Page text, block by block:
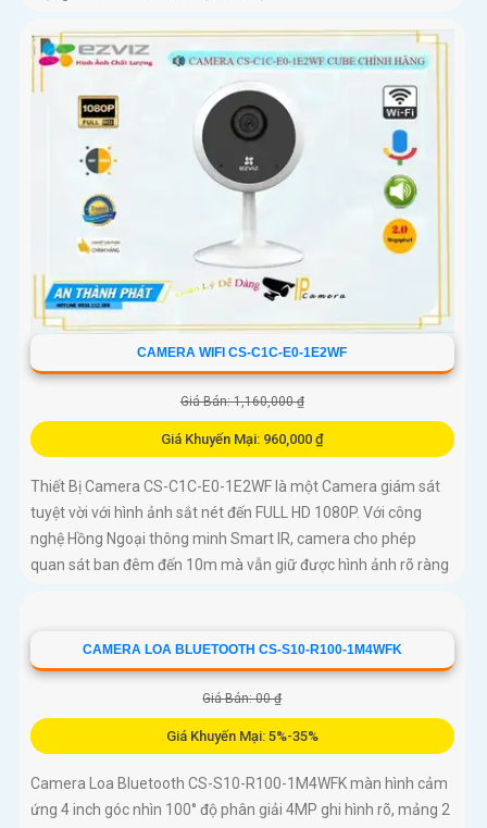
CAMERA WIFI CS-C1C-E0-1E2WF
Giá Bán: 1,160,000 ₫
Giá Khuyến Mại: 960,000 ₫
Thiết Bị Camera CS-C1C-E0-1E2WF là một Camera giám sát
tuyệt vời với hình ảnh sắt nét đến FULL HD 1080P. Với công
nghệ Hồng Ngoại thông minh Smart IR, camera cho phép
quan sát ban đêm đến 10m mà vẫn giữ được hình ảnh rõ ràng